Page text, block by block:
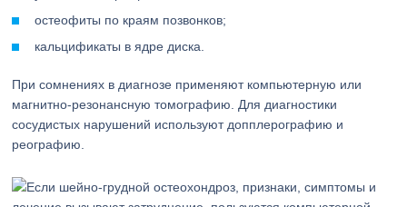
остеофиты по краям позвонков;
кальцификаты в ядре диска.
При сомнениях в диагнозе применяют компьютерную или
магнитно-резонансную томографию. Для диагностики
сосудистых нарушений используют допплерографию и
реографию.